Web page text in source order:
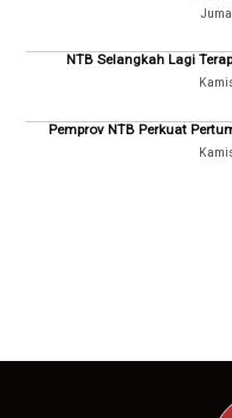
NTB Selangkah Lagi
Pemprov NTB Perkuat